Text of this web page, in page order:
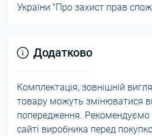
України "Про захист прав
Додатково
Комплектація, зовнішній
товару можуть змінюватися
попередження. Рекомендуємо
сайті виробника перед